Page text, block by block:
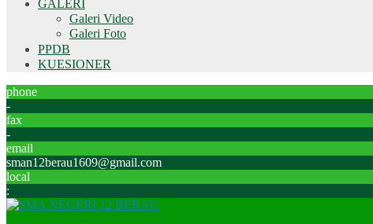
GALERI
Galeri Video
Galeri Foto
PPDB
KUESIONER
phone
-
fax
-
email
sman12berau1609@gmail.com
local
: